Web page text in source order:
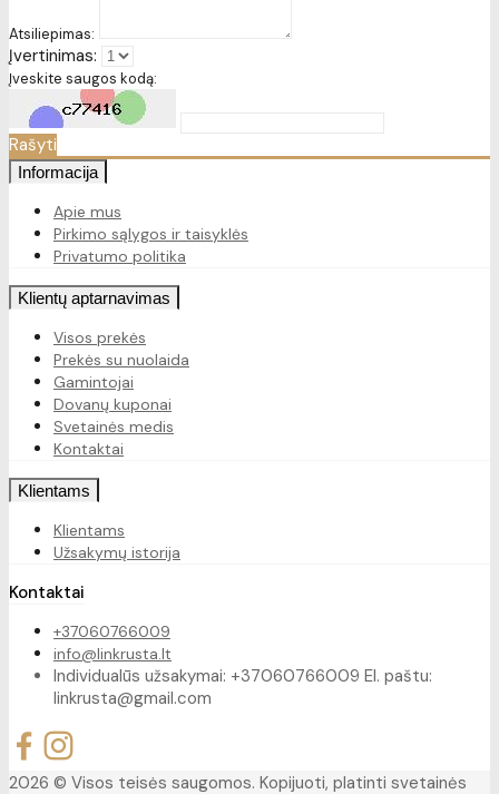
Atsiliepimas:
Įvertinimas:
Įveskite saugos kodą:
Rašyti
Informacija
Apie mus
Pirkimo sąlygos ir taisyklės
Privatumo politika
Klientų aptarnavimas
Visos prekės
Prekės su nuolaida
Gamintojai
Dovanų kuponai
Svetainės medis
Kontaktai
Klientams
Klientams
Užsakymų istorija
Kontaktai
+37060766009
info@linkrusta.lt
Individualūs užsakymai: +37060766009 El. paštu:
linkrusta@gmail.com
2026 © Visos teisės saugomos. Kopijuoti, platinti svetainės